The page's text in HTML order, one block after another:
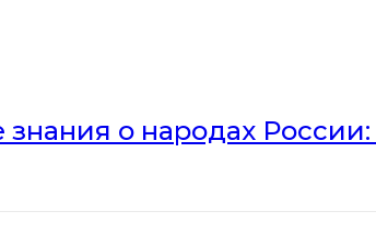
знания о народах